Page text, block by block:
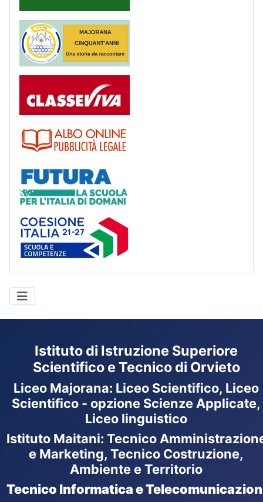
Istituto di Istruzione Superiore
Scientifico e Tecnico di Orvieto
Liceo Majorana: Liceo Scientifico, Liceo
Scientifico - opzione Scienze Applicate,
Liceo linguistico
Istituto Maitani: Tecnico
e Marketing, Tecnico Costruzione,
Ambiente e Territorio
Tecnico Informatica e